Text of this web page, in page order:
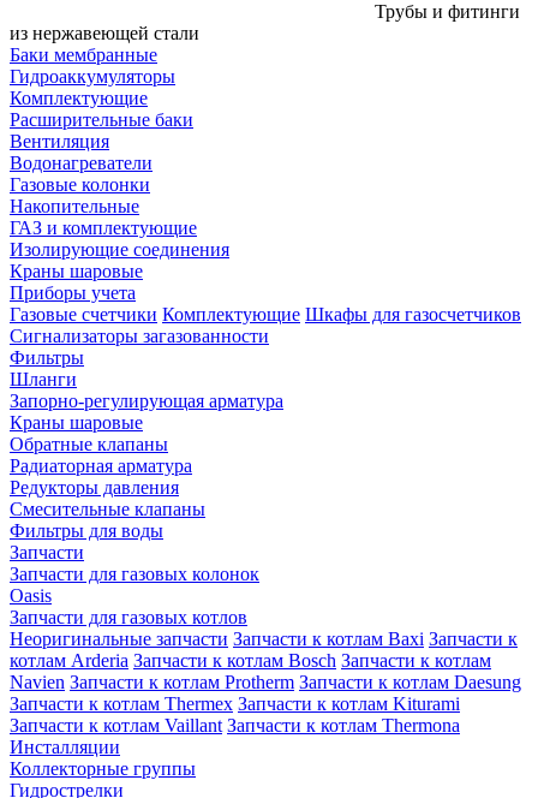
Трубы и фитинги
из нержавеющей стали
Баки мембранные
Гидроаккумуляторы
Комплектующие
Расширительные баки
Вентиляция
Водонагреватели
Газовые колонки
Накопительные
ГАЗ и комплектующие
Изолирующие соединения
Краны шаровые
Приборы учета
Газовые счетчики Комплектующие Шкафы для газосчетчиков
Сигнализаторы загазованности
Фильтры
Шланги
Запорно-регулирующая арматура
Краны шаровые
Обратные клапаны
Радиаторная арматура
Редукторы давления
Смесительные клапаны
Фильтры для воды
Запчасти
Запчасти для газовых колонок
Oasis
Запчасти для газовых котлов
Неоригинальные запчасти Запчасти к котлам Baxi Запчасти к
котлам Arderia Запчасти к котлам Bosch Запчасти к котлам
Navien Запчасти к котлам Protherm Запчасти к котлам Daesung
Запчасти к котлам Thermex Запчасти к котлам Kiturami
Запчасти к котлам Vaillant Запчасти к котлам Thermona
Инсталляции
Коллекторные группы
Гидрострелки